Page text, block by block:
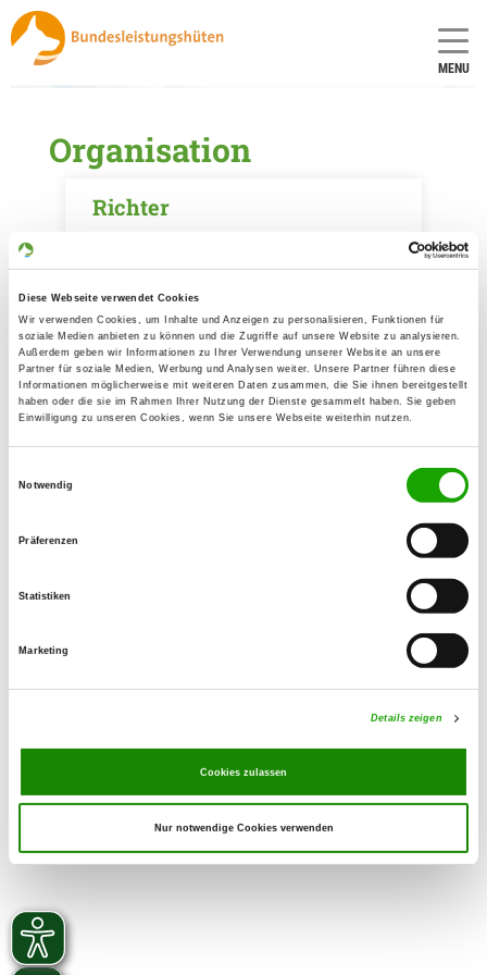
Diese Webseite verwendet Cookies
Wir verwenden Cookies, um Inhalte und Anzeigen zu personalisieren, Funktionen für
soziale Medien anbieten zu können und die Zugriffe auf unsere Website zu analysieren.
Außerdem geben wir Informationen zu Ihrer Verwendung unserer Website an unsere
Partner für soziale Medien, Werbung und Analysen weiter. Unsere Partner führen diese
Informationen möglicherweise mit weiteren Daten zusammen, die Sie ihnen bereitgestellt
haben oder die sie im Rahmen Ihrer Nutzung der Dienste gesammelt haben. Sie geben
Einwilligung zu unseren Cookies, wenn Sie unsere Webseite weiterhin nutzen.
Notwendig
Präferenzen
Statistiken
Marketing
Details zeigen
Cookies zulassen
Nur notwendige Cookies verwenden
MENU
Organisation
Richter
Grußworte
mehr dazu...